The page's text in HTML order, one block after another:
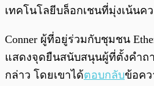
เทคโนโลยีบล็อกเชนที่มุ่งเน้นค
Conner ผู้ที่อยู่ร่วมกับชุมชน
แสดงจุดยืนสนับสนุนผู้ที่ตั้งคำถ
กล่าว โดยเขาได้ตอบกลับข้อคว